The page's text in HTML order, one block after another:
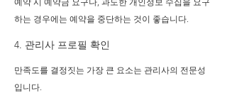
하는 경우에는 예약을 중단하는 것이 좋습니다.
4. ​관리사 프로필 확인
만족도를 결정짓는 가장 큰 요소는 관리사의 전문성
입니다.